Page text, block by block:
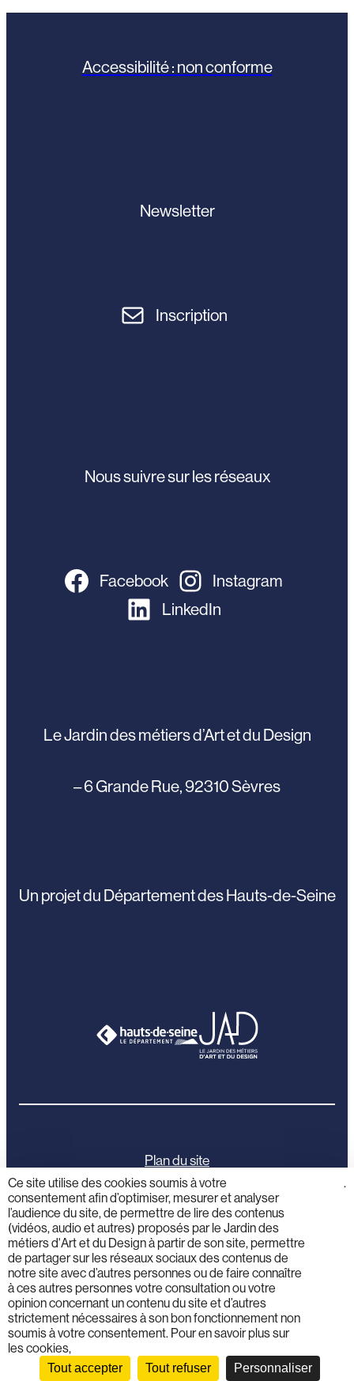
Accessibilité : non conforme
Newsletter
Inscription
Nous suivre sur les réseaux
Facebook
Instagram
LinkedIn
Le Jardin des métiers d’Art et du Design
– 6 Grande Rue, 92310 Sèvres
Un projet du Département des Hauts-de-Seine
Plan du site
Mentions légales
Politique de confidentialité
Activités éducatives
Professionnels
Presse
Ce site utilise des cookies soumis à votre
consentement afin d’optimiser, mesurer et analyser
l’audience du site, de permettre de lire des contenus
(vidéos, audio et autres) proposés par le Jardin des
métiers d'Art et du Design à partir de son site, permettre
de partager sur les réseaux sociaux des contenus de
notre site avec d’autres personnes ou de faire connaître
à ces autres personnes votre consultation ou votre
opinion concernant un contenu du site et d’autres
strictement nécessaires à son bon fonctionnement non
soumis à votre consentement. Pour en savoir plus sur
les cookies,
.
Tout accepter Tout refuser Personnaliser